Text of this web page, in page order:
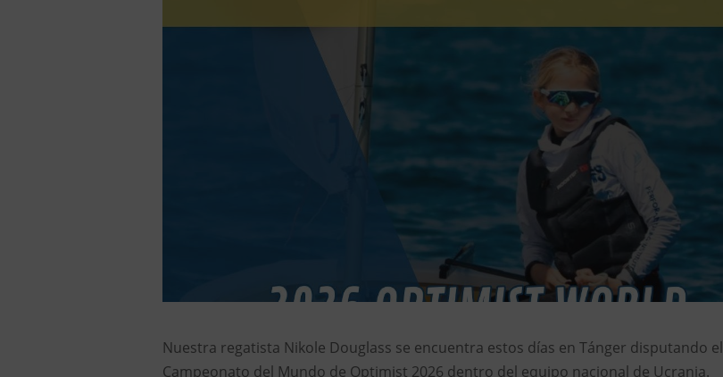
Nuestra regatista Nikole Douglass se encuentra estos días en Tánger disputando el
Campeonato del Mundo de Optimist 2026 dentro del equipo nacional de Ucrania.